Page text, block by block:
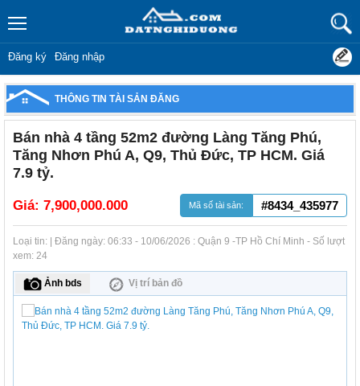
Đăng ký Đăng nhập
THÔNG TIN TÀI SẢN ĐĂNG
Bán nhà 4 tầng 52m2 đường Làng Tăng Phú,
Tăng Nhơn Phú A, Q9, Thủ Đức, TP HCM. Giá
7.9 tỷ.
Giá: 7,900,000.000 Mã số tài sản: #8434_435977
Loại tin: | Đăng ngày: 06:33 - 10/06/2026 : Quận 9 -TP Hồ Chí Minh - Số lượt
xem: 24
Ảnh bds Vị trí bản đồ